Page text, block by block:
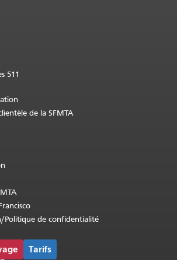
chaque page.
principal
511
de la SFMTA
Politique de confidentialité
Tarifs